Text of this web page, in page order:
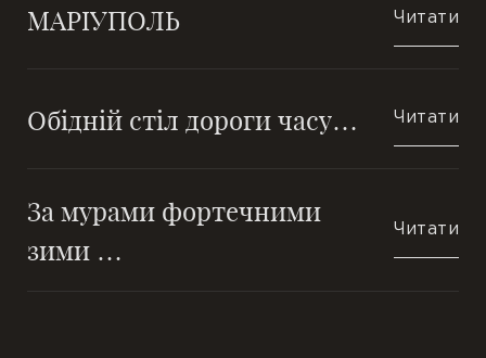
Публікації
МАРІУПОЛЬ Читати
Обідній стіл дороги часу… Читати
За мурами фортечними
зими …
Читати